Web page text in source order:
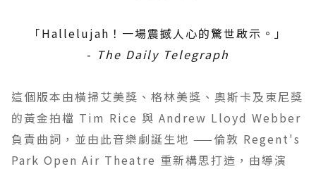
「Hallelujah！一場震撼人心的驚世啟示。」
- The Daily Telegraph
這個版本由橫掃艾美獎、格林美獎、奧斯卡及東尼獎
的黃金拍檔 Tim Rice 與 Andrew Lloyd Webber
負責曲詞，並由此音樂劇誕生地 ——倫敦 Regent's
Park Open Air Theatre 重新構思打造，由導演